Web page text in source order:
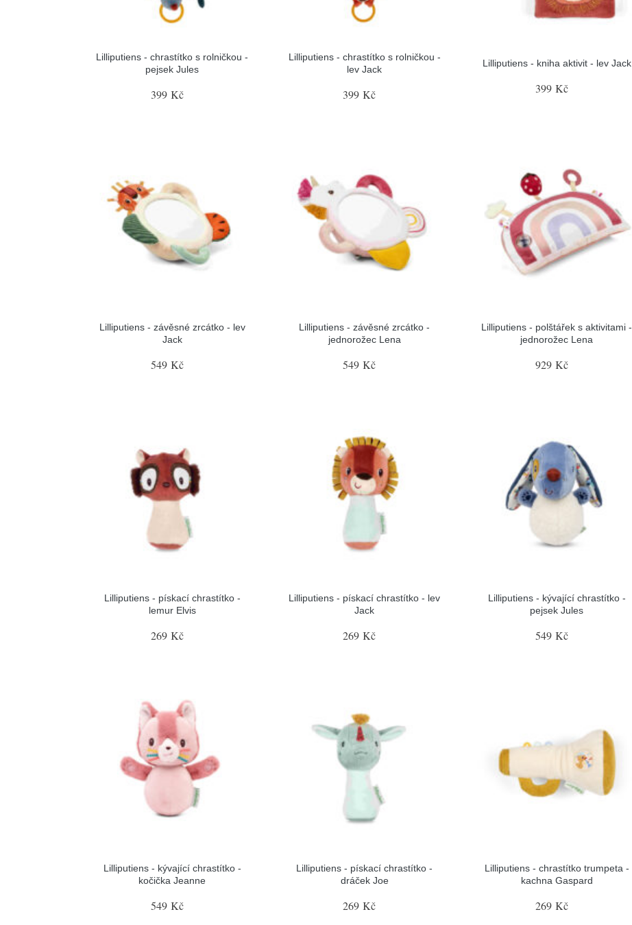
Lilliputiens - chrastítko s rolničkou -
pejsek Jules
399 Kč
Lilliputiens - chrastítko s rolničkou -
lev Jack
399 Kč
Lilliputiens - kniha aktivit - lev Jack
399 Kč
Lilliputiens - závěsné zrcátko - lev
Jack
549 Kč
Lilliputiens - závěsné zrcátko -
jednorožec Lena
549 Kč
Lilliputiens - polštářek s aktivitami -
jednorožec Lena
929 Kč
Lilliputiens - pískací chrastítko -
lemur Elvis
269 Kč
Lilliputiens - pískací chrastítko - lev
Jack
269 Kč
Lilliputiens - kývající chrastítko -
pejsek Jules
549 Kč
Lilliputiens - kývající chrastítko -
kočička Jeanne
549 Kč
Lilliputiens - pískací chrastítko -
dráček Joe
269 Kč
Lilliputiens - chrastítko trumpeta -
kachna Gaspard
269 Kč